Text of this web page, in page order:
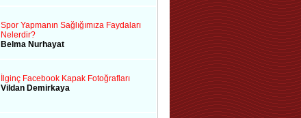
Spor Yapmanın Sağlığımıza Faydaları
Nelerdir?
Belma Nurhayat
İlginç Facebook Kapak Fotoğrafları
Vildan Demirkaya